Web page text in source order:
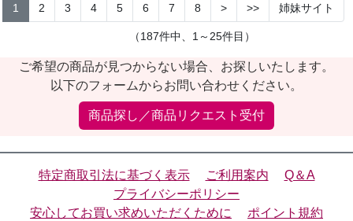
1 2 3 4 5 6 7 8 > >> 姉妹サイト
（187件中、1～25件目）
ご希望の商品が見つからない場合、お探しいたします。
以下のフォームからお問い合わせください。
商品探し／商品リクエスト受付
特定商取引法に基づく表示 ご利用案内
Q＆A
プライバシーポリシー
安心してお買い求めいただくために
ポイント規約